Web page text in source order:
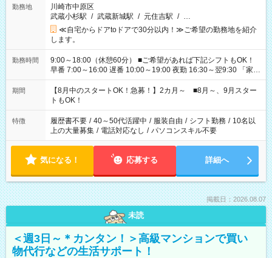
勤務地
川崎市中原区
武蔵小杉駅 / 武蔵新城駅 / 元住吉駅 / …
≪自宅からドアtoドアで30分以内！≫ご希望の勤務地を紹介
します。
勤務時間
9:00～18:00（休憩60分） ■ご希望があれば下記シフトもOK！
早番 7:00～16:00 遅番 10:00～19:00 夜勤 16:30～翌9:30 「家族
と休みを合わせたい」 「余裕を持って夕飯の準備がしたい」
「できれば残業はしたくない」 など、ご希望を教えてください
ね。 ※Wワーク希望の方へ 今ご覧のお仕事で希望する勤務時間
と、もう1つのお仕事の勤務時間。 合計で週40時間を超える場
合は応募できません。
期間
【8月中のスタートOK！急募！】2カ月～ ■8月～、9月スター
トもOK！
特徴 履歴書不要 / 40～50代活躍中 / 服装自由 / シフト勤務 / 10名以
上の大量募集 / 電話対応なし / パソコンスキル不要
気になる！ 応募する 詳細へ
掲載日：2026.08.07
未読
＜週3日～＊カンタン！＞高級マンションで買い
物代行などの生活サポート！